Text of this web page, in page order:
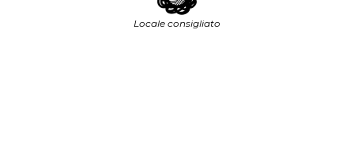
Locale consigliato